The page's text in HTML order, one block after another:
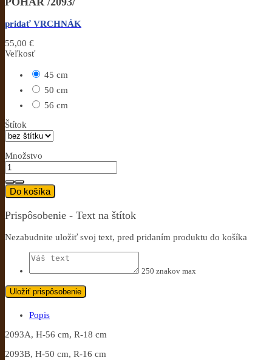
pridať VRCHNÁK
55,00 €
Veľkosť
45 cm
50 cm
56 cm
Štítok
Množstvo
Do košíka
Prispôsobenie - Text na štítok
Nezabudnite uložiť svoj text, pred pridaním produktu do košíka
250 znakov max
Uložiť prispôsobenie
Popis
2093A, H-56 cm, R-18 cm
2093B, H-50 cm, R-16 cm